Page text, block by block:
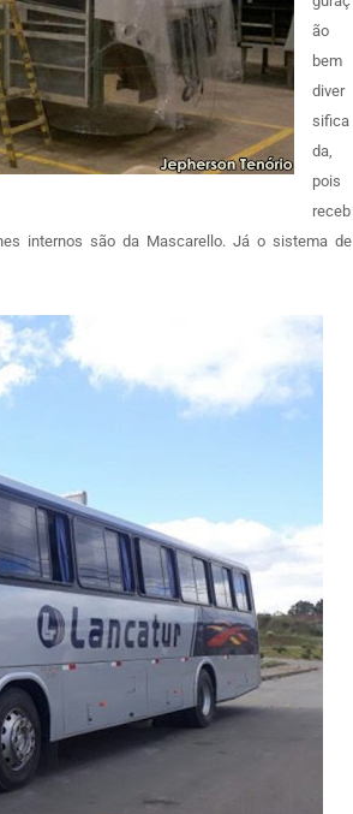
ão
bem
diver
sifica
da,
pois
receb
internos são da Mascarello. Já o sistema de